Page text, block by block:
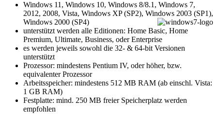
Windows 11, Windows 10, Windows 8/8.1, Windows 7,
2012, 2008, Vista, Windows XP (SP2), Windows 2003 (SP1),
Windows 2000 (SP4)
unterstützt werden alle Editionen: Home Basic, Home
Premium, Ultimate, Business, oder Enterprise
es werden jeweils sowohl die 32- & 64-bit Versionen
unterstützt
Prozessor: mindestens Pentium IV, oder höher, bzw.
equivalenter Prozessor
Arbeitsspeicher: mindestens 512 MB RAM (ab einschl. Vista:
1 GB RAM)
Festplatte: mind. 250 MB freier Speicherplatz werden
empfohlen